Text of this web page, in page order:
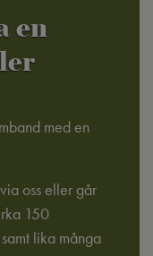
en
med en
oss eller går
150
lika många